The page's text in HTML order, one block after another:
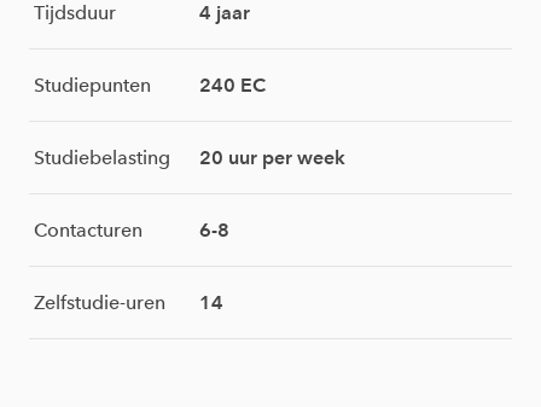
Tijdsduur 4 jaar
Studiepunten 240 EC
Studiebelasting 20 uur per week
Contacturen 6-8
Zelfstudie-uren 14